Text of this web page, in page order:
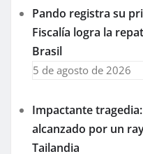
Pando registra su
Fiscalía logra la
Brasil
5 de agosto de 2026
Impactante
alcanzado por un
Tailandia